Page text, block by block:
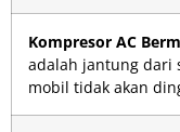
Kompresor AC
adalah jantung dari
mobil tidak akan